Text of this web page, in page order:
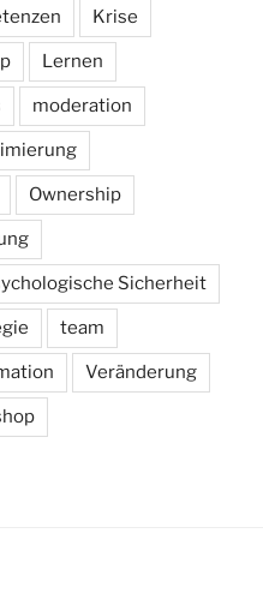
Krise
Lernen
moderation
Ownership
Sicherheit
team
Veränderung